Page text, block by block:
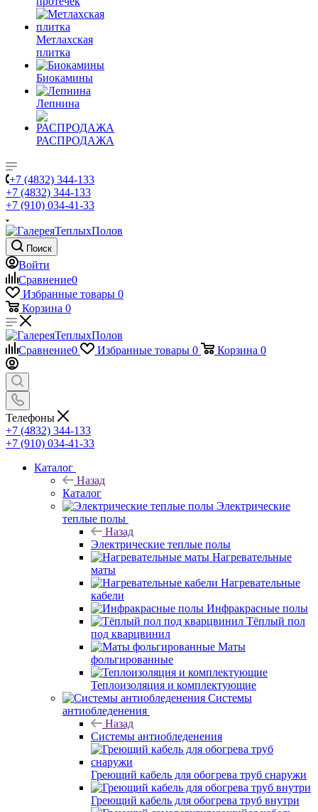
Метлахская
плитка
Биокамины
Лепнина
РАСПРОДАЖА
+7 (4832) 344-133
+7 (4832) 344-133
+7 (910) 034-41-33
Поиск
Войти
Сравнение0
Избранные товары 0
Корзина 0
Сравнение0 Избранные товары 0 Корзина 0
Телефоны
+7 (4832) 344-133
+7 (910) 034-41-33
Каталог
Назад
Каталог
Электрические
теплые полы
Назад
Электрические теплые полы
Нагревательные
маты
Нагревательные
кабели
Инфракрасные полы
Тёплый пол
под кварцвинил
Маты
фольгированные
Теплоизоляция и комплектующие
Системы
антиобледенения
Назад
Системы антиобледенения
Греющий кабель для обогрева труб снаружи
Греющий кабель для обогрева труб внутри